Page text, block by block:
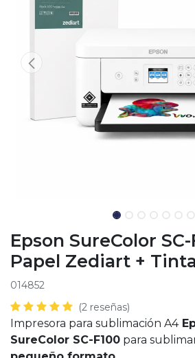
Epson SureColor SC-
Papel Zediart +
014852
(2 reseñas)
Impresora para sublimación A4
SureColor SC-F100 para